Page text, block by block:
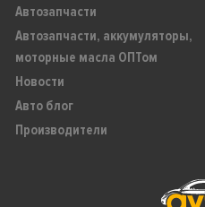
Автозапчасти
Автозапчасти, аккумуляторы,
моторные масла ОПТом
Новости
Авто блог
Производители